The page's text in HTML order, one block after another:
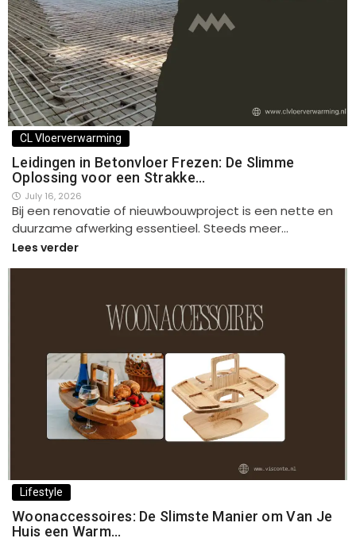
CL Vloerverwarming
Leidingen in Betonvloer Frezen: De Slimme
Oplossing voor een Strakke…
July 16, 2026
Bij een renovatie of nieuwbouwproject is een nette en
duurzame afwerking essentieel. Steeds meer…
Lees verder
Lifestyle
Woonaccessoires: De Slimste Manier om Van Je
Huis een Warm…